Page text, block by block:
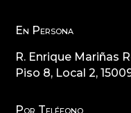
En Persona
R. Enrique Mariñas
Piso 8, Local 2,
Por Teléfono